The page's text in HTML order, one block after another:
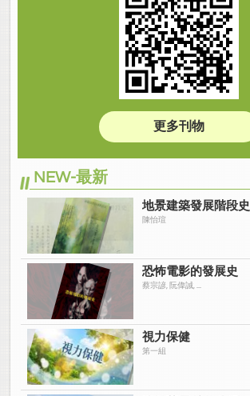
更多刊物
NEW-最新
地景建築發展階段史
陳怡瑄
恐怖電影的發展史
蔡宗諺, 阮偉誠, ...
視力保健
第一組